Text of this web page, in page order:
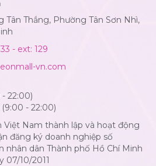
Thắng, Phường Tân Sơn Nhì,
- ext: 129
vn.com
22:00)
- 22:00)
Việt Nam thành lập và hoạt động
đăng ký doanh nghiệp số
nhân dân Thành phố Hồ Chí Minh
07/10/2011